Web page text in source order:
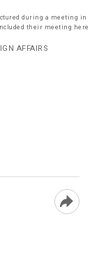
their meeting here
AFFAIRS